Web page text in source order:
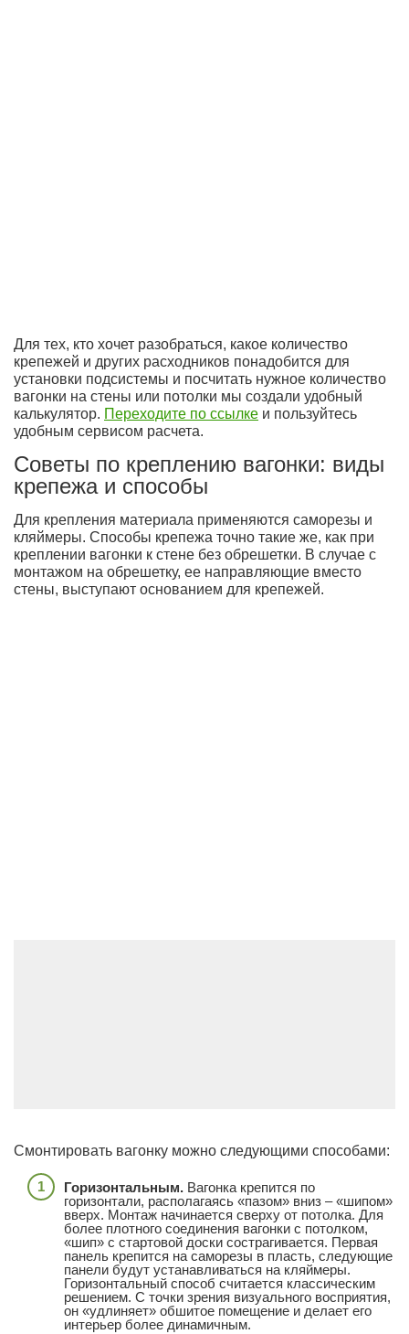
Для тех, кто хочет разобраться, какое количество
крепежей и других расходников понадобится для
установки подсистемы и посчитать нужное количество
вагонки на стены или потолки мы создали удобный
калькулятор. Переходите по ссылке и пользуйтесь
удобным сервисом расчета.
Советы по креплению вагонки: виды
крепежа и способы
Для крепления материала применяются саморезы и
кляймеры. Способы крепежа точно такие же, как при
креплении вагонки к стене без обрешетки. В случае с
монтажом на обрешетку, ее направляющие вместо
стены, выступают основанием для крепежей.
Смонтировать вагонку можно следующими способами:
Горизонтальным. Вагонка крепится по
горизонтали, располагаясь «пазом» вниз – «шипом»
вверх. Монтаж начинается сверху от потолка. Для
более плотного соединения вагонки с потолком,
«шип» с стартовой доски сострагивается. Первая
панель крепится на саморезы в пласть, следующие
панели будут устанавливаться на кляймеры.
Горизонтальный способ считается классическим
решением. С точки зрения визуального восприятия,
он «удлиняет» обшитое помещение и делает его
интерьер более динамичным.